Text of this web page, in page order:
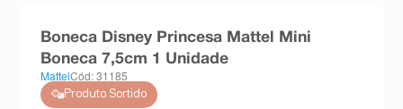
Boneca Disney Princesa Mattel Mini
Boneca 7,5cm 1 Unidade
MattelCód: 31185
Produto Sortido
esmalte
10ºabsorvente